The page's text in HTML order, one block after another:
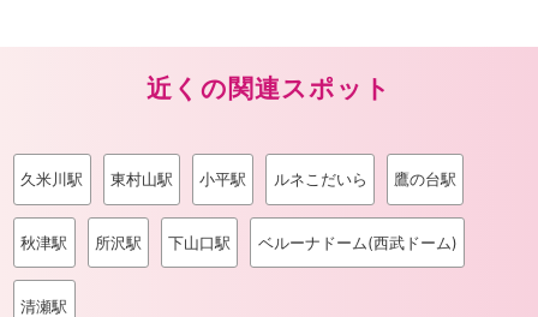
近くの関連スポット
久米川駅 東村山駅 小平駅 ルネこだいら 鷹の台駅
秋津駅 所沢駅 下山口駅 ベルーナドーム(西武ドーム)
清瀬駅